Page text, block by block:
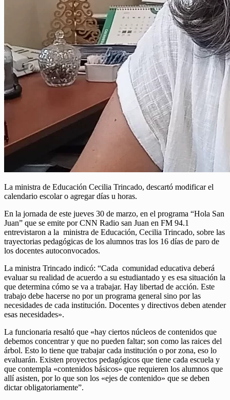
La ministra de Educación Cecilia Trincado, descartó modificar el
calendario escolar o agregar días u horas.
En la jornada de este jueves 30 de marzo, en el programa “Hola San
Juan” que se emite por CNN Radio san Juan en FM 94.1
entrevistaron a la ministra de Educación, Cecilia Trincado, sobre las
trayectorias pedagógicas de los alumnos tras los 16 días de paro de
los docentes autoconvocados.
La ministra Trincado indicó: “Cada comunidad educativa deberá
evaluar su realidad de acuerdo a su estudiantado y es esa situación la
que determina cómo se va a trabajar. Hay libertad de acción. Este
trabajo debe hacerse no por un programa general sino por las
necesidades de cada institución. Docentes y directivos deben atender
esas necesidades».
La funcionaria resaltó que «hay ciertos núcleos de contenidos que
debemos concentrar y que no pueden faltar; son como las raices del
árbol. Esto lo tiene que trabajar cada institución o por zona, eso lo
evaluarán. Existen proyectos pedagógicos que tiene cada escuela y
que contempla «contenidos básicos» que requieren los alumnos que
allí asisten, por lo que son los «ejes de contenido» que se deben
dictar obligatoriamente”.